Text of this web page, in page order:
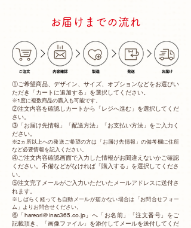
お届けまでの流れ
①ご希望商品、デザイン、サイズ、オプションなどをお選びい
ただき「カートに追加する」を選択してください。
※1度に複数商品の購入も可能です。
②注文内容を確認しカートから「レジへ進む」を選択してくだ
さい。
③「お届け先情報」「配送方法」「お支払い方法」をご入力く
ださい。
※2ヵ所以上への発送ご希望の方は「お届け先情報」の備考欄に住所
など必要情報を記入ください。
④ご注文内容確認画面で入力した情報がお間違えないかご確認
ください。不備などがなければ「購入する」を選択してくださ
い。
⑤注文完了メールがご入力いただいたメールアドレスに送付さ
れます。
※しばらく経っても自動メールが届かない場合は「お問合せフォー
ム」よりお問合せください。
⑥「hareori＠inac365.co.jp」へ「お名前」「注文番号」をご
記載頂き、「画像ファイル」を添付してメールを送付してくだ